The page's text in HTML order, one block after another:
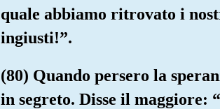
quale abbiamo ritrovato i
ingiusti!”.
(80) Quando persero la
in segreto. Disse il maggiore: